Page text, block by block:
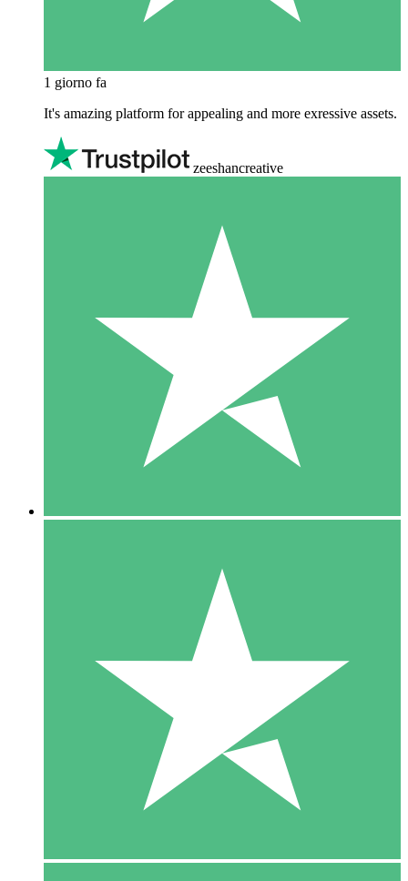
1 giorno fa
It's amazing platform for appealing and more exressive assets.
zeeshancreative